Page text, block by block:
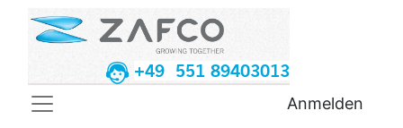
+49 551 89403013
Anmelden